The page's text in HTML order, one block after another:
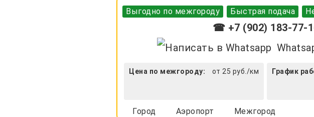
Выгодно по межгороду Быстрая подача
☎ +7 (902) 183-77-
Цена по межгороду: от 25 руб./км График
Город Аэропорт Межгород